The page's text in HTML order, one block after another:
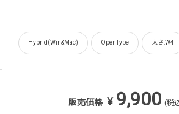
Hybrid(Win&Mac) OpenType 太さ:W4
販売価格 ¥ 9,900 (税